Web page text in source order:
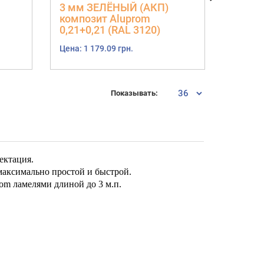
3 мм ЗЕЛЁНЫЙ (АКП)
композит Aluprom
0,21+0,21 (RAL 3120)
Цена: 1 179.09 грн.
Показывать:
простой и быстрой.
ламелями длиной до 3 м.п.